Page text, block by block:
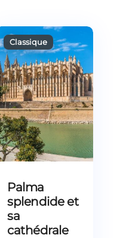
Palma
splendide et
sa
cathédrale